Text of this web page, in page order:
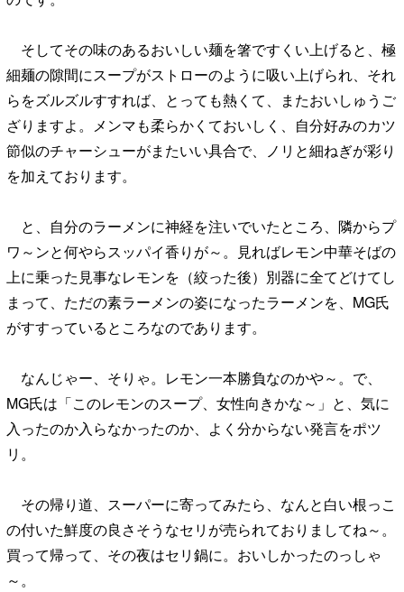
そしてその味のあるおいしい麺を箸ですくい上げると、極
細麺の隙間にスープがストローのように吸い上げられ、それ
らをズルズルすすれば、とっても熱くて、またおいしゅうご
ざりますよ。メンマも柔らかくておいしく、自分好みのカツ
節似のチャーシューがまたいい具合で、ノリと細ねぎが彩り
を加えております。
と、自分のラーメンに神経を注いでいたところ、隣からプ
ワ～ンと何やらスッパイ香りが～。見ればレモン中華そばの
上に乗った見事なレモンを（絞った後）別器に全てどけてし
まって、ただの素ラーメンの姿になったラーメンを、MG氏
がすすっているところなのであります。
なんじゃー、そりゃ。レモン一本勝負なのかや～。で、
MG氏は「このレモンのスープ、女性向きかな～」と、気に
入ったのか入らなかったのか、よく分からない発言をポツ
リ。
その帰り道、スーパーに寄ってみたら、なんと白い根っこ
の付いた鮮度の良さそうなセリが売られておりましてね～。
買って帰って、その夜はセリ鍋に。おいしかったのっしゃ
～。